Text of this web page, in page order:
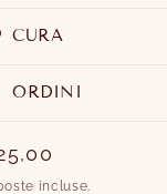
CURA
ORDINI
incluse.